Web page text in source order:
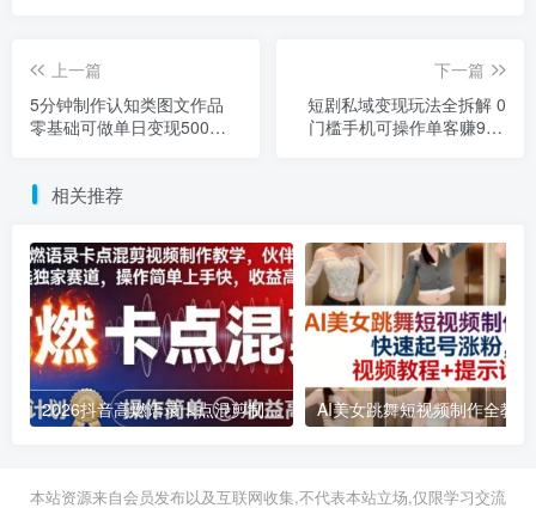
上一篇
5分钟制作认知类图文作品
零基础可做单日变现500蓝
下一篇
短剧私域变现玩法全拆解 0
门槛手机可操作单客赚9.9-
相关推荐
2026抖音高燃语录卡点混剪制作教学 伙伴计划低门槛增收教程
2026年03月11日 2026年03月28日
本站资源来自会员发布以及互联网收集,不代表本站立场,仅限学习交流